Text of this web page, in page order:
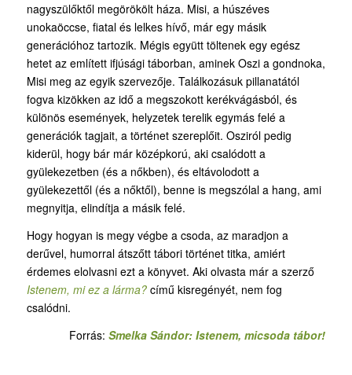
nagyszülőktől megörökölt háza. Misi, a húszéves
unokaöccse, fiatal és lelkes hívő, már egy másik
generációhoz tartozik. Mégis együtt töltenek egy egész
hetet az említett ifjúsági táborban, aminek Oszi a gondnoka,
Misi meg az egyik szervezője. Találkozásuk pillanatától
fogva kizökken az idő a megszokott kerékvágásból, és
különös események, helyzetek terelik egymás felé a
generációk tagjait, a történet szereplőit. Osziról pedig
kiderül, hogy bár már középkorú, aki csalódott a
gyülekezetben (és a nőkben), és eltávolodott a
gyülekezettől (és a nőktől), benne is megszólal a hang, ami
megnyitja, elindítja a másik felé.
Hogy hogyan is megy végbe a csoda, az maradjon a
derűvel, humorral átszőtt tábori történet titka, amiért
érdemes elolvasni ezt a könyvet. Aki olvasta már a szerző
Istenem, mi ez a lárma?című kisregényét, nem fog
csalódni.
Forrás:Smelka Sándor: Istenem, micsoda tábor!